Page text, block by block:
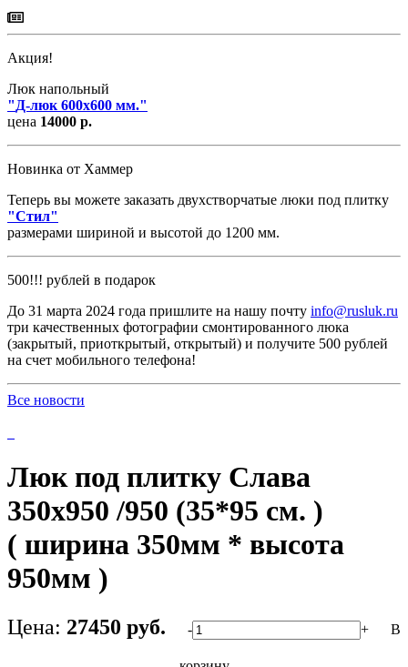
Акция!
Люк напольный
" Д-люк 600х600 мм."
цена 14000 р.
Новинка от Хаммер
Теперь вы можете заказать двухстворчатые люки под плитку
"Стил"
размерами шириной и высотой до 1200 мм.
500!!! рублей в подарок
До 31 марта 2024 года пришлите на нашу почту info@rusluk.ru
три качественных фотографии смонтированного люка
(закрытый, приоткрытый, открытый) и получите 500 рублей
на счет мобильного телефона!
Все новости
Люк под плитку Слава
350х950 /950 (35*95 см. )
( ширина 350мм * высота
950мм )
Цена: 27450 руб. - + В